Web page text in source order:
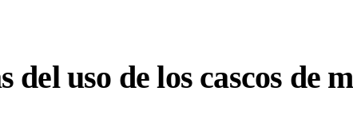
del uso de los cascos de